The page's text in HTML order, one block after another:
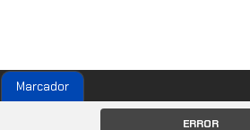
Marcador